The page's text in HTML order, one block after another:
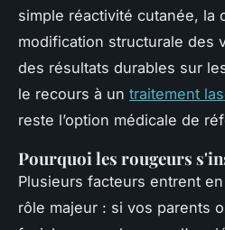
simple réactivité cutanée, la
modification structurale des
des résultats durables sur
le recours à un traitement
reste l’option médicale de
Pourquoi les rougeurs
Plusieurs facteurs entrent
rôle majeur : si vos parents